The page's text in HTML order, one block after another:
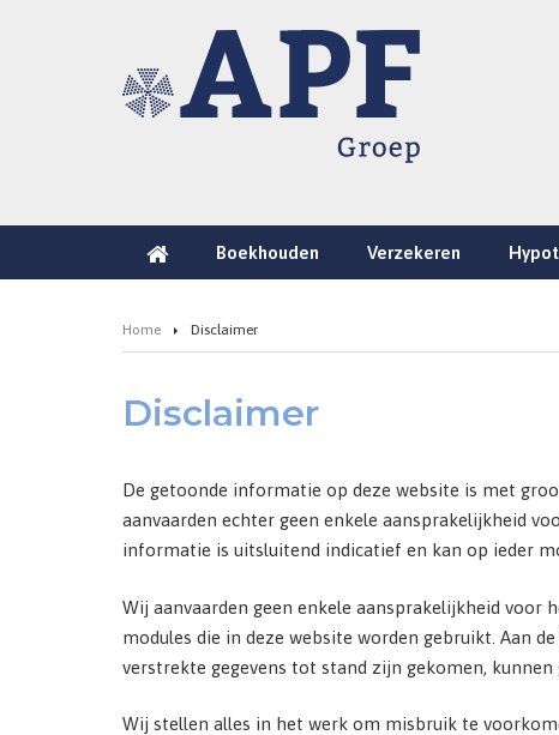
Boekhouden Verzekeren
Home Disclaimer
Disclaimer
De getoonde informatie op deze website is met
aanvaarden echter geen enkele aansprakelijkheid
informatie is uitsluitend indicatief en kan op ieder
Wij aanvaarden geen enkele aansprakelijkheid
modules die in deze website worden gebruikt. Aan
verstrekte gegevens tot stand zijn gekomen, kunnen
Wij stellen alles in het werk om misbruik te